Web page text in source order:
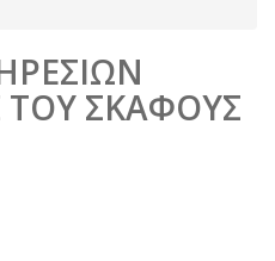
ΣΚΑΦΟΥΣ